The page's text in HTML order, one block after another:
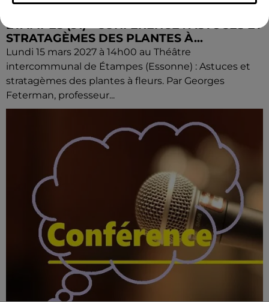
ÉTAMPES (91) - CONFÉRENCE : ASTUCES ET
STRATAGÈMES DES PLANTES À...
Lundi 15 mars 2027 à 14h00 au Théâtre
intercommunal de Étampes (Essonne) : Astuces et
stratagèmes des plantes à fleurs. Par Georges
Feterman, professeur...